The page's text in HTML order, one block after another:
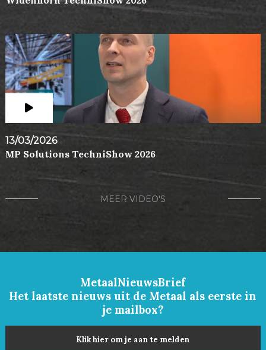
13/03/2026
MP Solutions TechniShow 2026
MEER VIDEO'S
MetaalNieuwsBrief
Het laatste nieuws uit de Metaal als eerste in
je mailbox?
Klik hier om je aan te melden